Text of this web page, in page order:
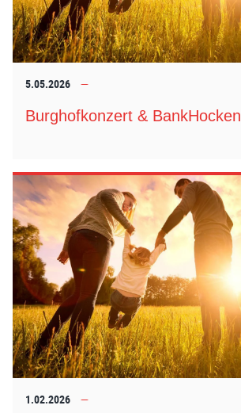
5.05.2026
Burghofkonzert & BankHocken
1.02.2026